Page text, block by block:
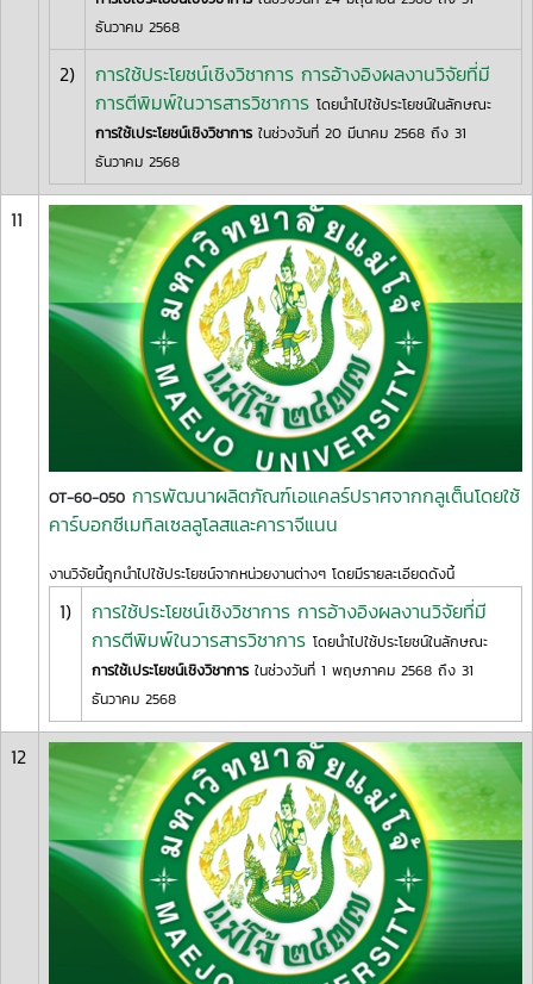
ธันวาคม 2568
2)
การใช้ประโยชน์เชิงวิชาการ การอ้างอิงผลงานวิจัยที่มี
การตีพิมพ์ในวารสารวิชาการ โดยนำไปใช้ประโยชน์ในลักษณะ
การใช้เประโยชน์เชิงวิชาการ ในช่วงวันที่ 20 มีนาคม 2568 ถึง 31
ธันวาคม 2568
11
OT-60-050 การพัฒนาผลิตภัณฑ์เอแคลร์ปราศจากกลูเต็นโดยใช้
คาร์บอกซีเมทิลเซลลูโลสและคาราจีแนน
งานวิจัยนี้ถูกนำไปใช้ประโยชน์จากหน่วยงานต่างๆ โดยมีรายละเอียดดังนี้
1)
การใช้ประโยชน์เชิงวิชาการ การอ้างอิงผลงานวิจัยที่มี
การตีพิมพ์ในวารสารวิชาการ โดยนำไปใช้ประโยชน์ในลักษณะ
การใช้เประโยชน์เชิงวิชาการ ในช่วงวันที่ 1 พฤษภาคม 2568 ถึง 31
ธันวาคม 2568
12